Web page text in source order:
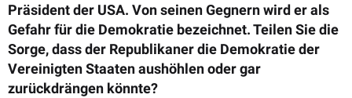
Präsident der USA. Von seinen Gegnern wird er als
Gefahr für die Demokratie bezeichnet. Teilen Sie die
Sorge, dass der Republikaner die Demokratie der
Vereinigten Staaten aushöhlen oder gar
zurückdrängen könnte?